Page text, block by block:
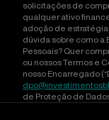
solicitações de
qualquer ativo
adoção de
dúvida sobre como a
Pessoais? Quer
ou nossos Termos e
nosso Encarregado
de Proteção de